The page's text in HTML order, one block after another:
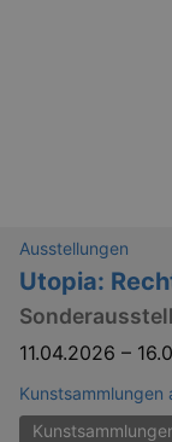
Ausstellungen
Utopia:
11.04.2026 –